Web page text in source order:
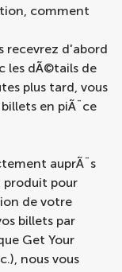
comment
recevrez d'abord
les dÃ©tails de
plus tard, vous
en piÃ¨ce
auprÃ¨s
produit pour
de votre
billets par
Get Your
nous vous